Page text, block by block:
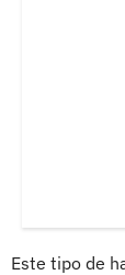
Este tipo de